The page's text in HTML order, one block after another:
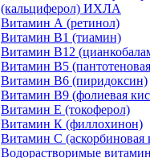
(кальциферол) ИХЛА
Витамин А (ретинол)
Витамин В1 (тиамин)
Витамин В12
Витамин В5
Витамин В6 (пиридоксин)
Витамин В9 (фолиевая
Витамин Е (токоферол)
Витамин К (филлохинон)
Витамин С (аскорбиновая
Водорастворимые